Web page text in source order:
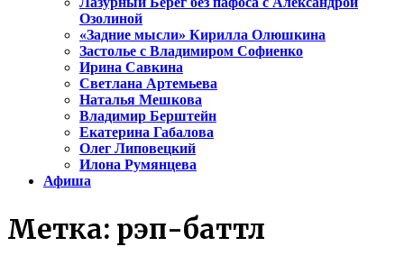
Озолиной
«Задние мысли» Кирилла Олюшкина
Застолье с Владимиром Софиенко
Ирина Савкина
Светлана Артемьева
Наталья Мешкова
Владимир Берштейн
Екатерина Габалова
Олег Липовецкий
Илона Румянцева
Афиша
Метка: рэп-баттл